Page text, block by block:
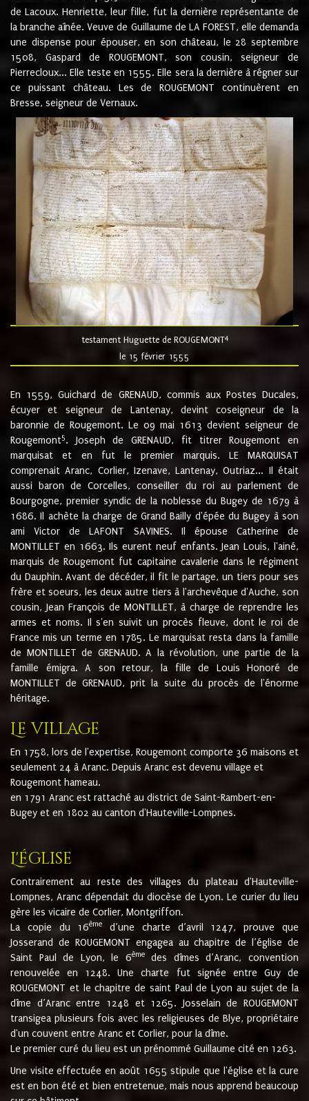
de Lacoux. Henriette, leur fille, fut la dernière représentante de
la branche aînée. Veuve de Guillaume de LA FOREST, elle demanda
une dispense pour épouser, en son château, le 28 septembre
1508, Gaspard de ROUGEMONT, son cousin, seigneur de
Pierrecloux... Elle teste en 1555. Elle sera la dernière à régner sur
ce puissant château. Les de ROUGEMONT continuèrent en
Bresse, seigneur de Vernaux.
testament Huguette de ROUGEMONT4
le 15 février 1555
En 1559, Guichard de GRENAUD, commis aux Postes Ducales,
écuyer et seigneur de Lantenay, devint coseigneur de la
baronnie de Rougemont. Le 09 mai 1613 devient seigneur de
Rougemont5. Joseph de GRENAUD, fit titrer Rougemont en
marquisat et en fut le premier marquis. LE MARQUISAT
comprenait Aranc, Corlier, Izenave, Lantenay, Outriaz... Il était
aussi baron de Corcelles, conseiller du roi au parlement de
Bourgogne, premier syndic de la noblesse du Bugey de 1679 à
1686. Il achète la charge de Grand Bailly d'épée du Bugey à son
ami Victor de LAFONT SAVINES. Il épouse Catherine de
MONTILLET en 1663. Ils eurent neuf enfants. Jean Louis, l'ainé,
marquis de Rougemont fut capitaine cavalerie dans le régiment
du Dauphin. Avant de décéder, il fit le partage, un tiers pour ses
frère et soeurs, les deux autre tiers à l'archevêque d'Auche, son
cousin, Jean François de MONTILLET, à charge de reprendre les
armes et noms. Il s'en suivit un procès fleuve, dont le roi de
France mis un terme en 1785. Le marquisat resta dans la famille
de MONTILLET de GRENAUD. A la révolution, une partie de la
famille émigra. A son retour, la fille de Louis Honoré de
MONTILLET de GRENAUD, prit la suite du procès de l'énorme
héritage.
Le village
En 1758, lors de l'expertise, Rougemont comporte 36 maisons et
seulement 24 à Aranc. Depuis Aranc est devenu village et
Rougemont hameau.
en 1791 Aranc est rattaché au district de Saint-Rambert-en-
Bugey et en 1802 au canton d'Hauteville-Lompnes.
L'église
Contrairement au reste des villages du plateau d'Hauteville-
Lompnes, Aranc dépendait du diocèse de Lyon. Le curier du lieu
gère les vicaire de Corlier, Montgriffon.
La copie du 16ème
d’une charte d’avril 1247, prouve que
Josserand de ROUGEMONT engagea au chapitre de l’église de
Saint Paul de Lyon, le 6èmedes dîmes d’Aranc, convention
renouvelée en 1248. Une charte fut signée entre Guy de
ROUGEMONT et le chapitre de saint Paul de Lyon au sujet de la
dîme d’Aranc entre 1248 et 1265. Josselain de ROUGEMONT
transigea plusieurs fois avec les religieuses de Blye, propriétaire
d'un couvent entre Aranc et Corlier, pour la dîme.
Le premier curé du lieu est un prénommé Guillaume cité en 1263.
Une visite effectuée en août 1655 stipule que l'église et la cure
est en bon été et bien entretenue, mais nous apprend beaucoup